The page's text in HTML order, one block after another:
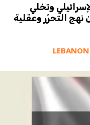
وتخلي
بين نهج التحرّر وعقلية
LEBANON